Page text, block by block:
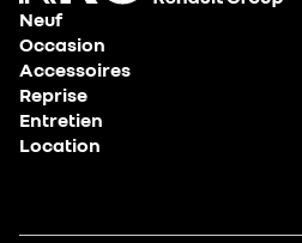
Neuf
Occasion
Accessoires
Reprise
Entretien
Location